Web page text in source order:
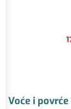
Voće i povrće